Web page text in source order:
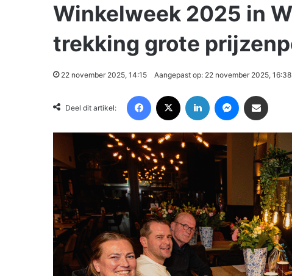
Winkelweek 2025 in
trekking grote
22 november 2025, 14:15 Aangepast op: 22 november 2025, 16:38
Deel dit artikel: